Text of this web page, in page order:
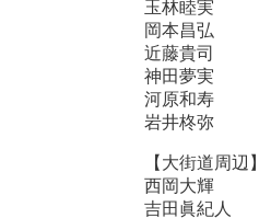
玉林睦実
岡本昌弘
近藤貴司
神田夢実
河原和寿
岩井柊弥
【大街道周辺】
西岡大輝
吉田眞紀人